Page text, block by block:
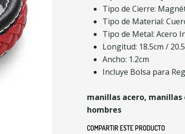
Tipo de Cierre:
Tipo de Material:
Tipo de Metal: Acero
Longitud: 18.5cm /
Ancho: 1.2cm
Incluye Bolsa para
manillas acero, manillas
hombres
COMPARTIR ESTE PRODUCTO